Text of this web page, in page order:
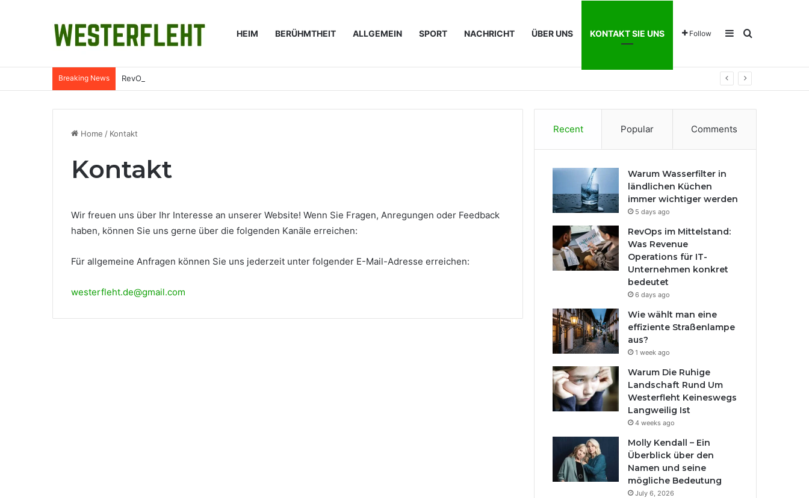
HEIM BERÜHMTHEIT ALLGEMEIN SPORT NACHRICHT ÜBER UNS KONTAKT SIE UNS Follow SidebarSearch for
Breaking News RevOps im Mittelstand: Was Revenue Operations für IT-Unternehmen konkret bedeutet
Home / Kontakt
Kontakt
Wir freuen uns über Ihr Interesse an unserer Website! Wenn Sie Fragen, Anregungen oder Feedback
haben, können Sie uns gerne über die folgenden Kanäle erreichen:
Für allgemeine Anfragen können Sie uns jederzeit unter folgender E-Mail-Adresse erreichen:
westerfleht.de@gmail.com
Recent Popular Comments
Warum Wasserfilter in
ländlichen Küchen
immer wichtiger werden
5 days ago
RevOps im Mittelstand:
Was Revenue
Operations für IT-
Unternehmen konkret
bedeutet
6 days ago
Wie wählt man eine
effiziente Straßenlampe
aus?
1 week ago
Warum Die Ruhige
Landschaft Rund Um
Westerfleht Keineswegs
Langweilig Ist
4 weeks ago
Molly Kendall – Ein
Überblick über den
Namen und seine
mögliche Bedeutung
July 6, 2026